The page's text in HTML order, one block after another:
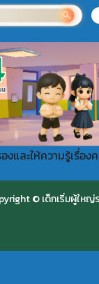
งและให้ความรู้เรื่อ
© เด็กเริ่มผู้ใหญ่